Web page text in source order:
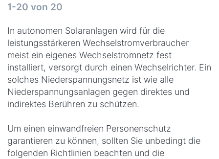
Suchergebnisse:
1-20 von 20
In autonomen Solaranlagen wird für die
leistungsstärkeren Wechselstromverbraucher
meist ein eigenes Wechselstromnetz fest
installiert, versorgt durch einen Wechselrichter. Ein
solches Niederspannungsnetz ist wie alle
Niederspannungsanlagen gegen direktes und
indirektes Berühren zu schützen.
Um einen einwandfreien Personenschutz
garantieren zu können, sollten Sie unbedingt die
folgenden Richtlinien beachten und die